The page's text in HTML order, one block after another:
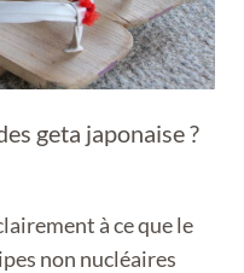
geta japonaise ?
à ce que le
non nucléaires